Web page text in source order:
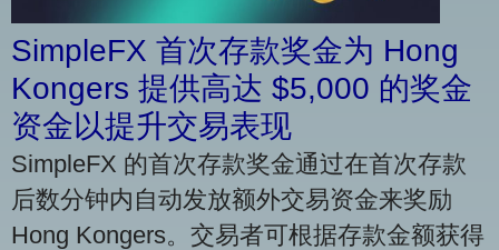
SimpleFX 首次存款奖金为 Hong
Kongers 提供高达 $5,000 的奖金
资金以提升交易表现
SimpleFX 的首次存款奖金通过在首次存款
后数分钟内自动发放额外交易资金来奖励
Hong Kongers。交易者可根据存款金额获得